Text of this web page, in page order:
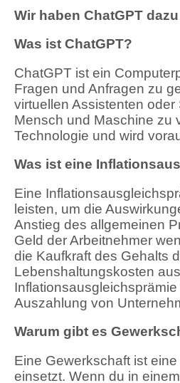
Wir haben ChatGPT
Was ist ChatGPT?
ChatGPT ist ein
Fragen und Anfragen zu
virtuellen Assistenten
Mensch und Maschine zu
Technologie und wird
Was ist eine
Eine
leisten, um die
Anstieg des allgemeinen
Geld der Arbeitnehmer
die Kaufkraft des Gehalts
Lebenshaltungskosten
Auszahlung von
Warum gibt es
Eine Gewerkschaft ist
einsetzt. Wenn du in